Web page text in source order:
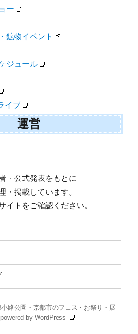
ー
鉱物イベント
ジュール
イブ
運営
・公式発表をもとに
・掲載しています。
イトをご確認ください。
路公園・京都市のフェス・お祭り・展
by WordPress